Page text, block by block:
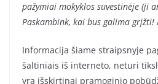
pažymiai mokyklos suvestinėje (ji
Paskambink, kai bus galima grįžti!
Informacija šiame straipsnyje
šaltiniais iš interneto, neturi
yra išskirtinai pramoginio